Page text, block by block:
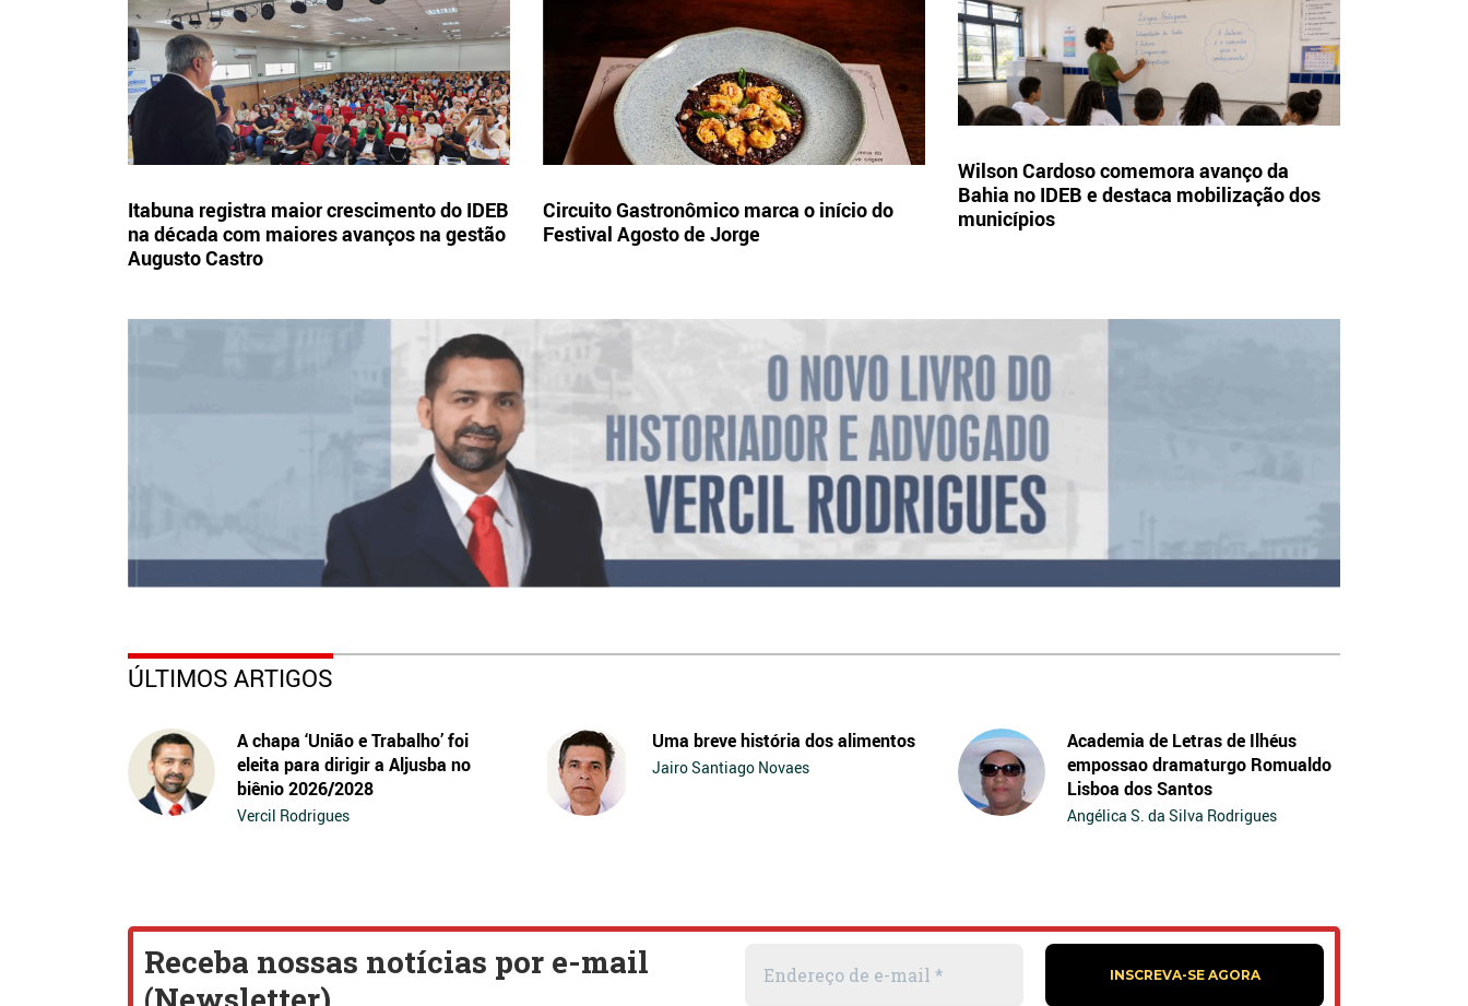
Itabuna registra maior crescimento do IDEB
na década com maiores avanços na gestão
Augusto Castro
Circuito Gastronômico marca o início do
Festival Agosto de Jorge
Wilson Cardoso comemora avanço da
Bahia no IDEB e destaca mobilização dos
municípios
ÚLTIMOS ARTIGOS
A chapa ‘União e Trabalho’ foi
eleita para dirigir a Aljusba no
biênio 2026/2028
Vercil Rodrigues
Uma breve história dos alimentos
Jairo Santiago Novaes
Academia de Letras de Ilhéus
empossao dramaturgo Romualdo
Lisboa dos Santos
Angélica S. da Silva Rodrigues